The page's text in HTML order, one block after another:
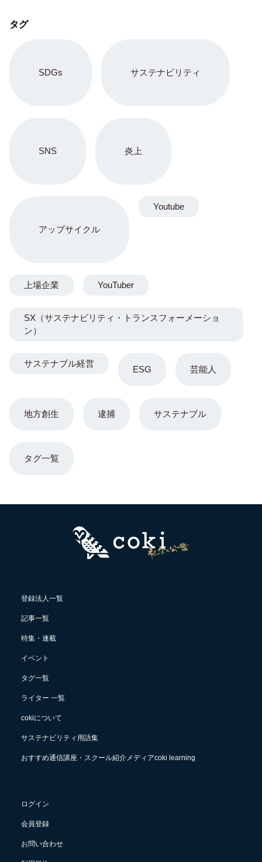
タグ
SDGs サステナビリティ
SNS 炎上
アップサイクル
ESG 芸能人
地方創生 逮捕 サステナブル
Youtube
上場企業 YouTuber
SX（サステナビリティ・トランスフォーメーショ
ン）
サステナブル経営
タグ一覧
登録法人一覧
記事一覧
特集・連載
イベント
タグ一覧
ライター 一覧
cokiについて
サステナビリティ用語集
おすすめ通信講座・スクール紹介メディアcoki learning
ログイン
会員登録
お問い合わせ